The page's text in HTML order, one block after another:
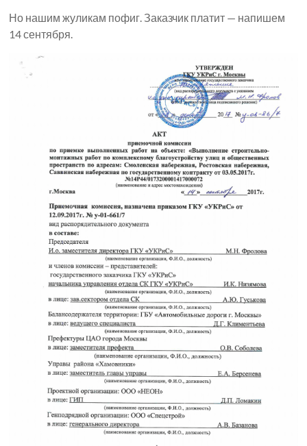
Но нашим жуликам пофиг. Заказчик платит — напишем
14 сентября.